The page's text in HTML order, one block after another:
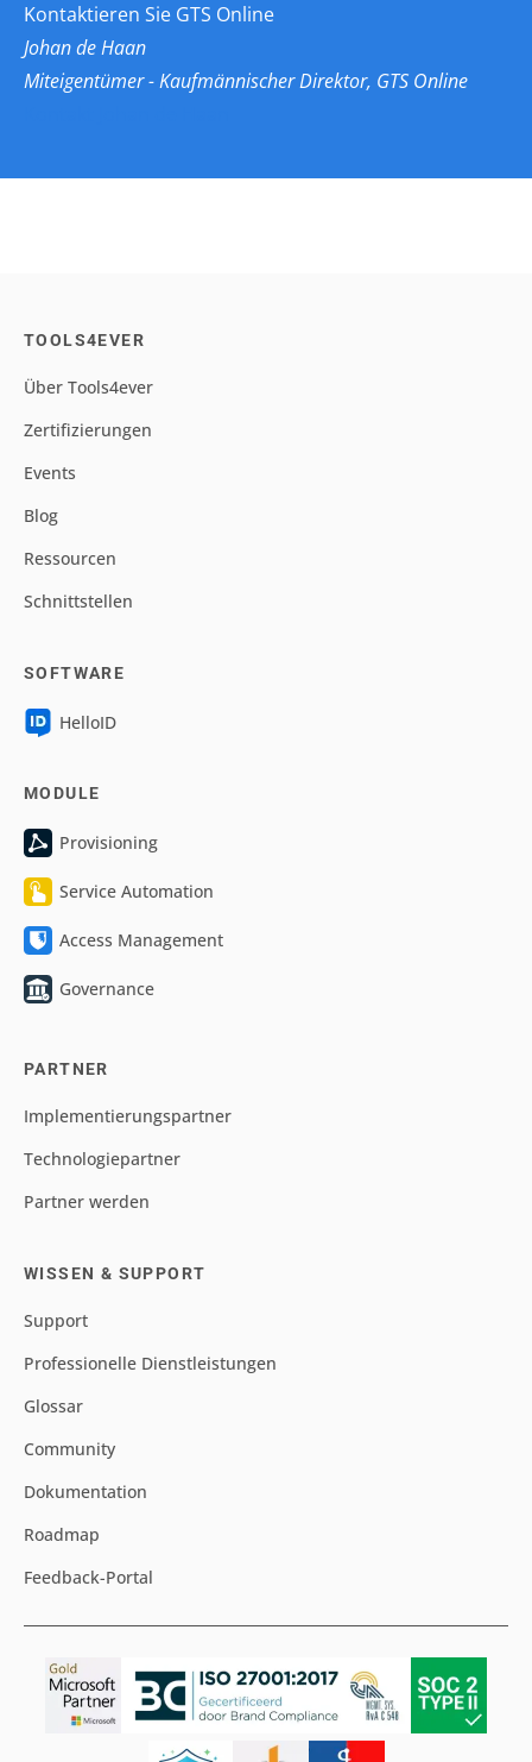
Kontaktieren Sie GTS Online
Johan de Haan
Miteigentümer - Kaufmännischer Direktor, GTS Online
TOOLS4EVER
Über Tools4ever
Zertifizierungen
Events
Blog
Ressourcen
Schnittstellen
SOFTWARE
HelloID
MODULE
Provisioning
Service Automation
Access Management
Governance
PARTNER
Implementierungspartner
Technologiepartner
Partner werden
WISSEN & SUPPORT
Support
Professionelle Dienstleistungen
Glossar
Community
Dokumentation
Roadmap
Feedback-Portal